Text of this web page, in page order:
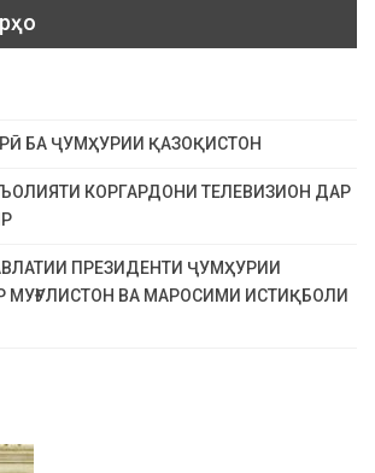
БА ҶУМҲУРИИ ҚАЗОҚИСТОН
КОРГАРДОНИ ТЕЛЕВИЗИОН ДАР
ПРЕЗИДЕНТИ ҶУМҲУРИИ
МУҒУЛИСТОН ВА МАРОСИМИ ИСТИҚБОЛИ